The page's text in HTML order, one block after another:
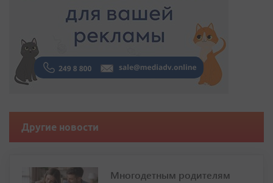
Другие новости
Многодетным родителям